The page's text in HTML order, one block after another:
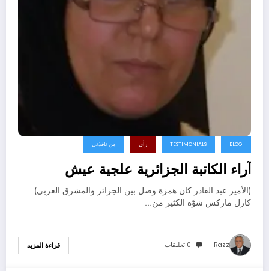
BLOG
TESTIMONIALS رأي من نافذتي
آراء الكاتبة الجزائرية علجية عيش
(الأمير عبد القادر كان همزة وصل بين الجزائر والمشرق العربي)
كارل ماركس شوّه الكثير من…
Razz 0 تعليقات قراءة المزيد